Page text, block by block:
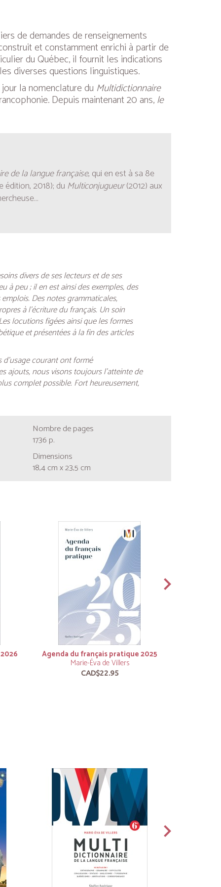
de demandes de renseignements
et constamment enrichi à partir de
du Québec, il fournit les indications
diverses questions linguistiques.
la nomenclature du Multidictionnaire
Depuis maintenant 20 ans,le
de la langue française, qui en est à sa 8e
édition, 2018); du Multiconjugueur(2012) aux
divers de ses lecteurs et de ses
à peu ; il en est ainsi des exemples, des
Des notes grammaticales,
à l’écriture du français. Un soin
locutions figées ainsi que les formes
et présentées à la fin des articles
courant ont formé
ajouts, nous visons toujours l’atteinte de
complet possible. Fort heureusement,
Nombre de pages
1736 p.
Dimensions
18,4 cm x 23,5 cm
Agenda du français pratique 2025
Marie-Éva de Villers
CAD$22.95